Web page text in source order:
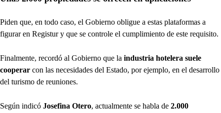
Piden que, en todo caso, el Gobierno obligue a estas plataformas a
figurar en Registur y que se controle el cumplimiento de este requisito.
Finalmente, recordó al Gobierno que la industria hotelera suele
cooperar con las necesidades del Estado, por ejemplo, en el desarrollo
del turismo de reuniones.
Según indicó Josefina Otero, actualmente se habla de 2.000